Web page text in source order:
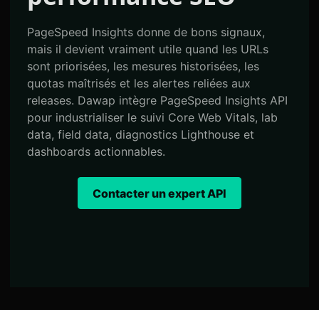
PageSpeed Insights donne de bons signaux,
mais il devient vraiment utile quand les URLs
sont priorisées, les mesures historisées, les
quotas maîtrisés et les alertes reliées aux
releases. Dawap intègre PageSpeed Insights API
pour industrialiser le suivi Core Web Vitals, lab
data, field data, diagnostics Lighthouse et
dashboards actionnables.
Contacter un expert API